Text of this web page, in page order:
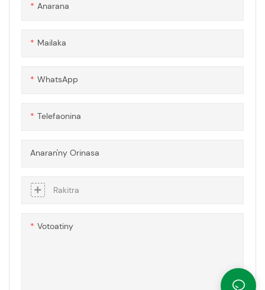
Anarana
Mailaka
WhatsApp
Telefaonina
Anaran'ny Orinasa
Rakitra
Votoatiny
dingana ireo dia mampiasa ny
informatika (CNC) sy fitaovana
singa sy kojakoja akrilika